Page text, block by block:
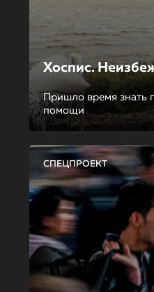
Хоспис.
Пришло время знать
помощи
СПЕЦПРОЕКТ